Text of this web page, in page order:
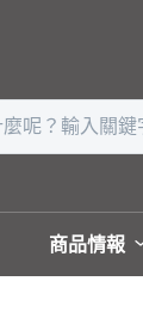
商品情報